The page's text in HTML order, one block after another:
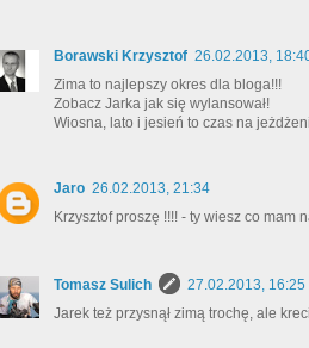
Borawski Krzysztof 26.02.2013,
Zima to najlepszy okres dla bloga!!!
Zobacz Jarka jak się wylansował!
Wiosna, lato i jesień to czas na
Jaro 26.02.2013, 21:34
Krzysztof proszę !!!! - ty wiesz co mam
Tomasz Sulich
27.02.2013, 16:25
Jarek też przysnął zimą trochę, ale